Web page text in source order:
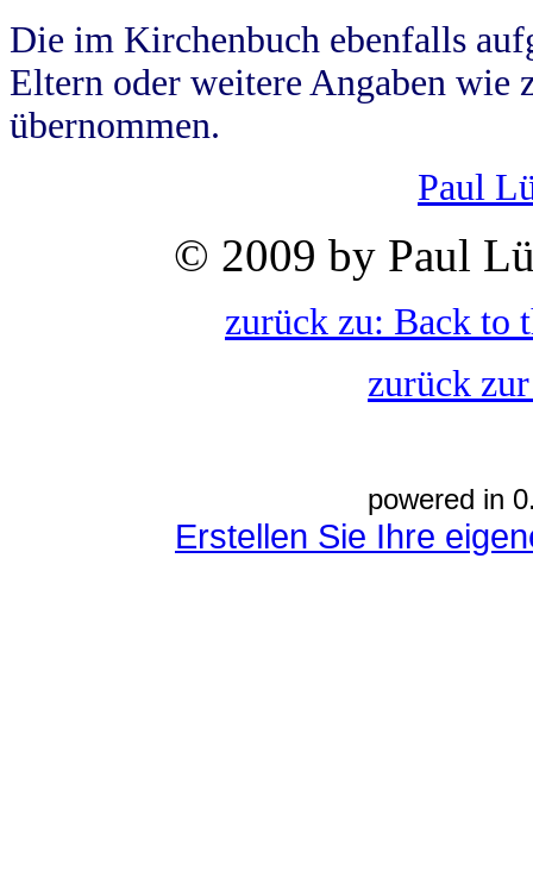
Die im Kirchenbuch ebenfalls
Eltern oder weitere Angaben wie
übernommen.
Paul
© 2009 by Paul
zurück zu: Back to
zurück
powered in
Erstellen Sie Ihre